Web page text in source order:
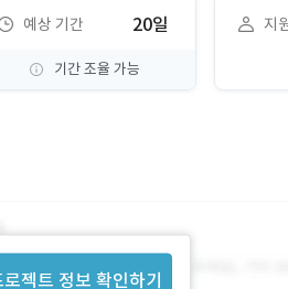
예상 기간 20일
기간 조율 가능
지
젝트 정보 확인하기